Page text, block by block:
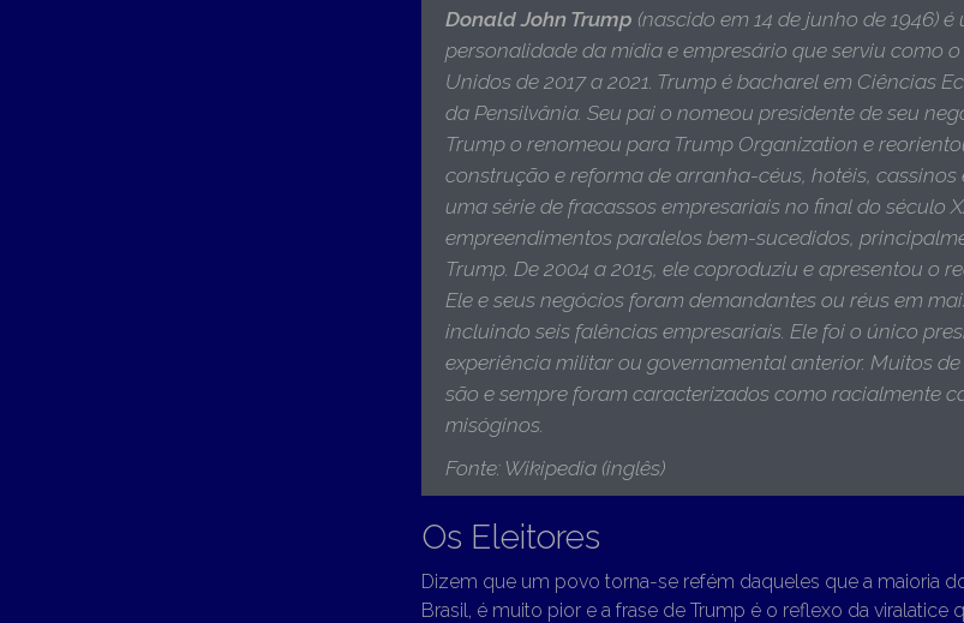
Donald John Trump (nascido em 14 de junho de 1946) é
personalidade da mídia e empresário que serviu como
Unidos de 2017 a 2021. Trump é bacharel em Ciências
da Pensilvânia. Seu pai o nomeou presidente de seu
Trump o renomeou para Trump Organization e
construção e reforma de arranha-céus, hotéis, cassinos
uma série de fracassos empresariais no final do século
empreendimentos paralelos bem-sucedidos,
Trump. De 2004 a 2015, ele coproduziu e apresentou o
Ele e seus negócios foram demandantes ou réus em
incluindo seis falências empresariais. Ele foi o único
experiência militar ou governamental anterior. Muitos
são e sempre foram caracterizados como racialmente
misóginos.
Fonte: Wikipedia (inglês)
Os Eleitores
Dizem que um povo torna-se refém daqueles que a maioria
Brasil, é muito pior e a frase de Trump é o reflexo da